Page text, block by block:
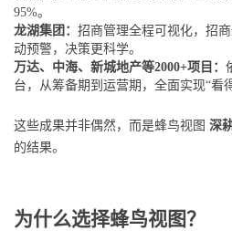
95%。
龙湖集团： 招商管理全程可视化，招
动预警，决策更科学。
万达、中海、新城地产等2000+项目：
台，从筹备期到运营期，全面实现“看
这些成果并非偶然，而是蜂鸟视图 深
的结果。
为什么选择蜂鸟视图？